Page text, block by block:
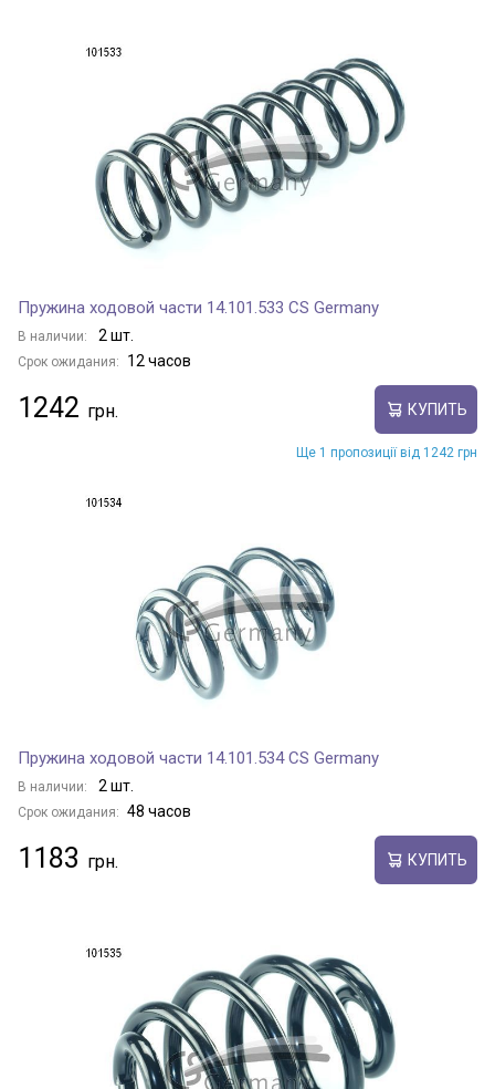
Пружина ходовой части 14.101.533 CS Germany
В наличии: 2 шт.
Срок ожидания: 12 часов
1242 КУПИТЬ
Ще 1 пропозиції від 1242 грн
Пружина ходовой части 14.101.534 CS Germany
В наличии: 2 шт.
Срок ожидания: 48 часов
1183 КУПИТЬ